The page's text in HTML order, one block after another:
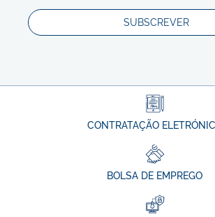
CONTRATAÇÃO
BOLSA DE EMPREGO